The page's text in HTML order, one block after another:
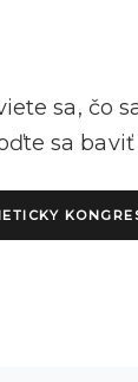
sa, čo
sa baviť